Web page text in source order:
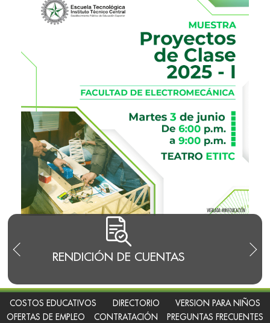
RENDICIÓN DE CUENTAS
COSTOS EDUCATIVOS DIRECTORIO
VERSION PARA NIÑOS
OFERTAS DE EMPLEO
CONTRATACIÓN
PREGUNTAS FRECUENTES